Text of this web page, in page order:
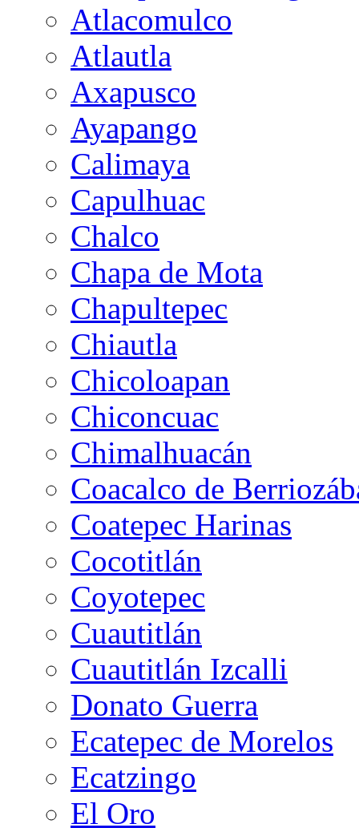
Atlacomulco
Atlautla
Axapusco
Ayapango
Calimaya
Capulhuac
Chalco
Chapa de Mota
Chapultepec
Chiautla
Chicoloapan
Chiconcuac
Chimalhuacán
Coacalco de
Coatepec Harinas
Cocotitlán
Coyotepec
Cuautitlán
Cuautitlán Izcalli
Donato Guerra
Ecatepec de Morelos
Ecatzingo
El Oro